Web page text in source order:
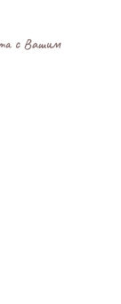
с Вашим